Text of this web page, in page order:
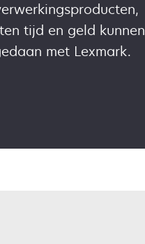
tijd en geld kunnen
met Lexmark.